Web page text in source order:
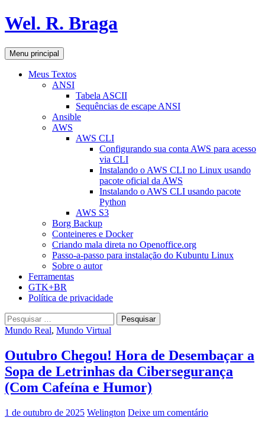
Pular
para
conteúdo
Wel. R. Braga
Pesquisar
Menu principal
Meus Textos
ANSI
Tabela ASCII
Sequências de escape ANSI
Ansible
AWS
AWS CLI
Configurando sua conta AWS para acesso
via CLI
Instalando o AWS CLI no Linux usando
pacote oficial da AWS
Instalando o AWS CLI usando pacote
Python
AWS S3
Borg Backup
Conteineres e Docker
Criando mala direta no Openoffice.org
Passo-a-passo para instalação do Kubuntu Linux
Sobre o autor
Ferramentas
GTK+BR
Política de privacidade
Pesquisar
por:
Mundo Real, Mundo Virtual
Outubro Chegou! Hora de Desembaçar a
Sopa de Letrinhas da Cibersegurança
(Com Cafeína e Humor)
1 de outubro de 2025 Welington Deixe um comentário